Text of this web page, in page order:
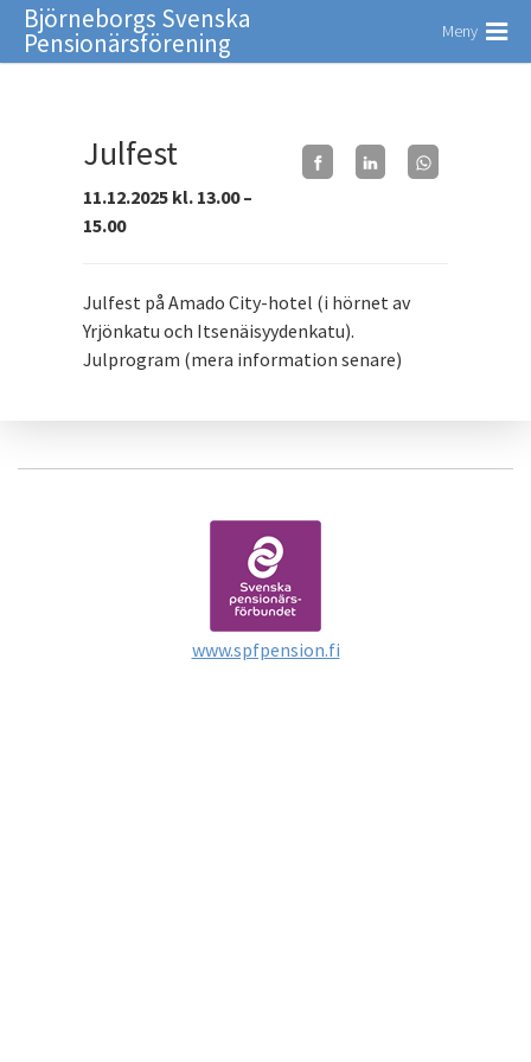
Björneborgs Svenska
Pensionärsförening Meny
Julfest
11.12.2025 kl. 13.00 –
15.00
Julfest på Amado City-hotel (i hörnet av
Yrjönkatu och Itsenäisyydenkatu).
Julprogram (mera information senare)
www.spfpension.fi